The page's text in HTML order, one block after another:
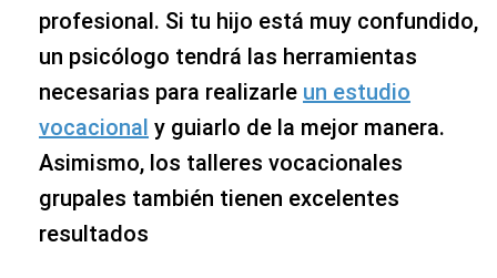
profesional. Si tu hijo está muy confundido,
un psicólogo tendrá las herramientas
necesarias para realizarle un estudio
vocacional y guiarlo de la mejor manera.
Asimismo, los talleres vocacionales
grupales también tienen excelentes
resultados